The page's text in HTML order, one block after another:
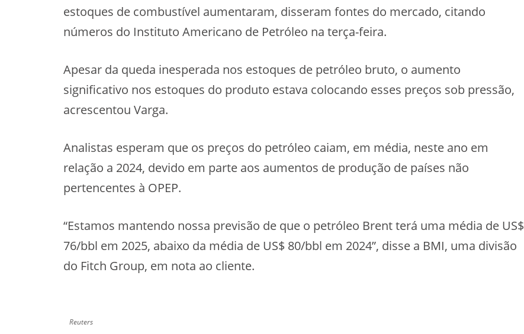
estoques de combustível aumentaram, disseram fontes do mercado, citando
números do Instituto Americano de Petróleo na terça-feira.
Apesar da queda inesperada nos estoques de petróleo bruto, o aumento
significativo nos estoques do produto estava colocando esses preços sob pressão,
acrescentou Varga.
Analistas esperam que os preços do petróleo caiam, em média, neste ano em
relação a 2024, devido em parte aos aumentos de produção de países não
pertencentes à OPEP.
“Estamos mantendo nossa previsão de que o petróleo Brent terá uma média de US$
76/bbl em 2025, abaixo da média de US$ 80/bbl em 2024”, disse a BMI, uma divisão
do Fitch Group, em nota ao cliente.
Reuters